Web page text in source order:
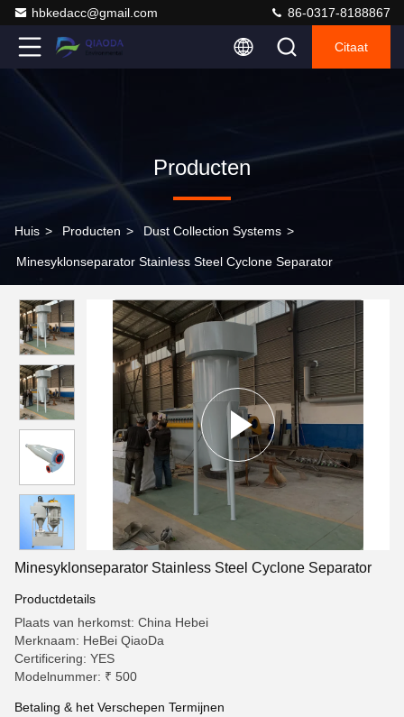
hbkedacc@gmail.com 86-0317-8188867
Citaat
Producten
Huis > Producten > Dust Collection Systems >
Minesyklonseparator Stainless Steel Cyclone Separator
Minesyklonseparator Stainless Steel Cyclone Separator
Productdetails
Plaats van herkomst: China Hebei
Merknaam: HeBei QiaoDa
Certificering: YES
Modelnummer: ₹ 500
Betaling & het Verschepen Termijnen